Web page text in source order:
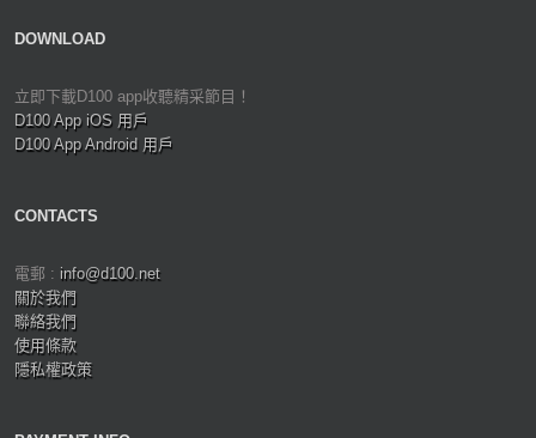
DOWNLOAD
立即下載D100 app收聽精采節目！
D100 App iOS 用戶
D100 App Android 用戶
CONTACTS
電郵 : info@d100.net
關於我們
聯絡我們
使用條款
隱私權政策